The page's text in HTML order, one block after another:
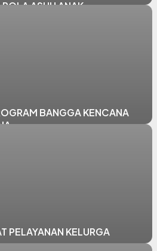
ASUH ANAK
BANGGA KENCANA
PELAYANAN KELURGA